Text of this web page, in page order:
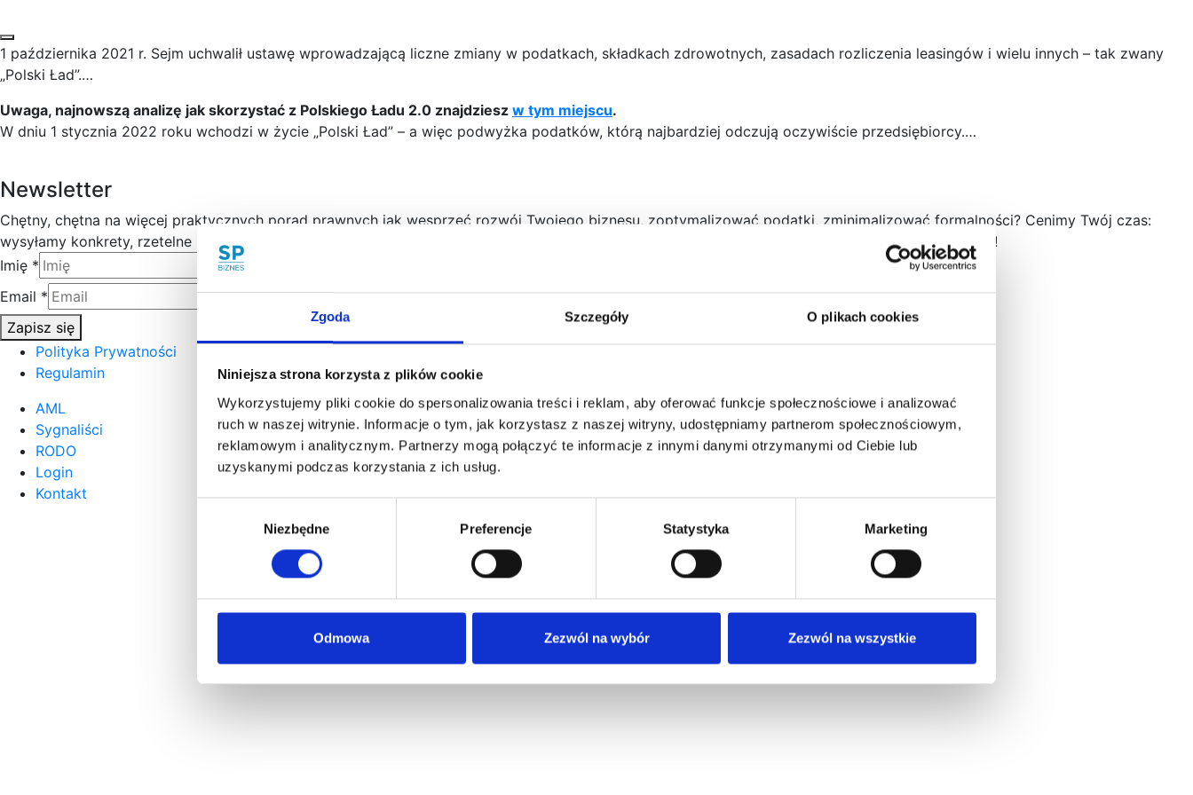
Zgoda Szczegóły O plikach cookies
Niniejsza strona korzysta z plików cookie
Wykorzystujemy pliki cookie do spersonalizowania treści i reklam, aby oferować funkcje społecznościowe i analizować
ruch w naszej witrynie. Informacje o tym, jak korzystasz z naszej witryny, udostępniamy partnerom społecznościowym,
reklamowym i analitycznym. Partnerzy mogą połączyć te informacje z innymi danymi otrzymanymi od Ciebie lub
uzyskanymi podczas korzystania z ich usług.
Niezbędne Preferencje Statystyka Marketing
Odmowa Zezwól na wybór Zezwól na wszystkie
1 października 2021 r. Sejm uchwalił ustawę wprowadzającą liczne zmiany w podatkach, składkach zdrowotnych, zasadach rozliczenia leasingów i wielu innych – tak zwany
„Polski Ład”.…
Uwaga, najnowszą analizę jak skorzystać z Polskiego Ładu 2.0 znajdziesz w tym miejscu.
W dniu 1 stycznia 2022 roku wchodzi w życie „Polski Ład” – a więc podwyżka podatków, którą najbardziej odczują oczywiście przedsiębiorcy.…
Newsletter
Chętny, chętna na więcej praktycznych porad prawnych jak wesprzeć rozwój Twojego biznesu, zoptymalizować podatki, zminimalizować formalności? Cenimy Twój czas:
wysyłamy konkrety, rzetelne informacje sprawdzone w praktyce i ważne aktualizacje w prawie, które mogą mieć wpływ na Twoj biznes. Skorzystaj!
Imię *
Email *
Zapisz się
Polityka Prywatności
Regulamin
AML
Sygnaliści
RODO
Login
Kontakt